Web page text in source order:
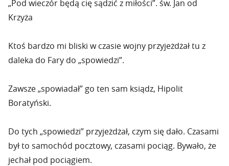
„Pod wieczór będą cię sądzić z miłości”. św. Jan od
Krzyża
Ktoś bardzo mi bliski w czasie wojny przyjeżdżał tu z
daleka do Fary do „spowiedzi”.
Zawsze „spowiadał” go ten sam ksiądz, Hipolit
Boratyński.
Do tych „spowiedzi” przyjeżdżał, czym się dało. Czasami
był to samochód pocztowy, czasami pociąg. Bywało, że
jechał pod pociągiem.